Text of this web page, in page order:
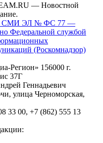
— Новостной
СМИ ЭЛ № ФС 77 —
Федеральной службой
(Роскомнадзор)
Регион» 156000 г.
37Г
Геннадьевич
улица Черноморская,
33 00, +7 (862) 555 13